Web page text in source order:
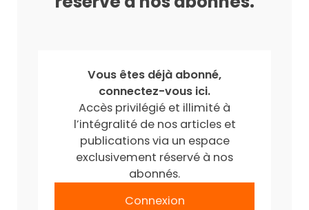
Vous êtes déjà abonné,
connectez-vous ici.
Accès privilégié et illimité à
l’intégralité de nos articles et
publications via un espace
exclusivement réservé à nos
abonnés.
Connexion